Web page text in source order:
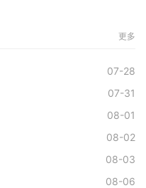
更多
07-28
07-31
08-01
08-02
08-03
08-06